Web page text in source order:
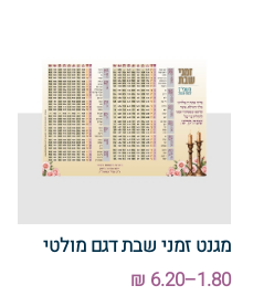
מגנט זמני שבת דגם מולטי
1.80–6.20 ₪